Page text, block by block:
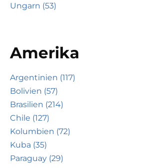
Ungarn (53)
Amerika
Argentinien (117)
Bolivien (57)
Brasilien (214)
Chile (127)
Kolumbien (72)
Kuba (35)
Paraguay (29)